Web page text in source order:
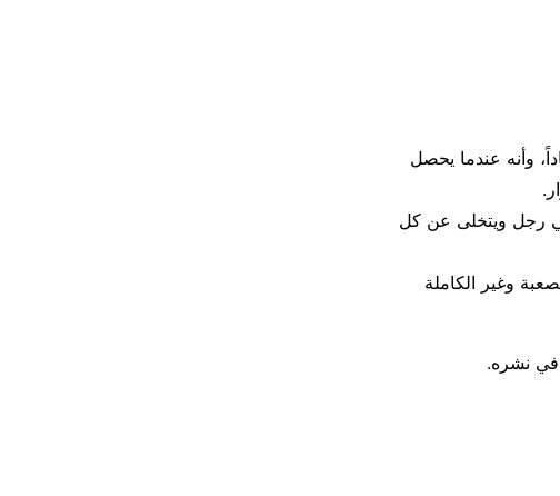
وأنه عندما يحصل
رجل ويتخلى عن كل
وغير الكاملة
في نشره.